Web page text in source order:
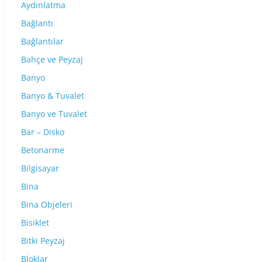
Aydınlatma
Bağlantı
Bağlantılar
Bahçe ve Peyzaj
Banyo
Banyo & Tuvalet
Banyo ve Tuvalet
Bar – Disko
Betonarme
Bilgisayar
Bina
Bina Objeleri
Bisiklet
Bitki Peyzaj
Bloklar